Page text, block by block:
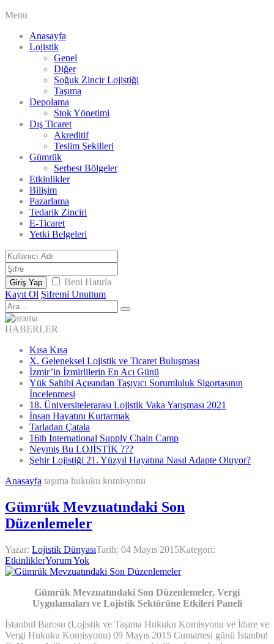
Menu
Anasayfa
Lojistik
Genel
Diğer
Soğuk Zincir Lojistiği
Taşıma
Depolama
Stok Yönetimi
Dış Ticaret
Akreditif
Teslim Şekilleri
Gümrük
Serbest Bölgeler
Etkinlikler
Bilişim
Pazarlama
Tedarik Zinciri
E-Ticaret
Yetki Belgeleri
Giriş Yap
Beni Hatırla
Kayıt Ol Şifremi Unuttum
HABERLER
Kısa Kısa
X. Geleneksel Lojistik ve Ticaret Buluşması
İzmir’in İzmirlilerin En Acı Günü
Yük Sahibi Açısından Taşıyıcı Sorumluluk Sigortasının
İncelenmesi
18. Üniversitelerarası Lojistik Vaka Yarışması 2021
İnsan Hayatını Kurtarmak
Tarladan Çatala
16th International Supply Chain Camp
Neymiş Bu LOJİSTİK ???
Şehir Lojistiği 21. Yüzyıl Hayatına Nasıl Adapte Oluyor?
Anasayfa taşıma hukuku komisyonu
Gümrük Mevzuatındaki Son
Düzenlemeler
Yazar: Lojistik DünyasıTarih: 04 Mayıs 2015Kategori:
EtkinliklerYorum Yok
Gümrük Mevzuatındaki Son Düzenlemeler, Vergi
Uygulamaları ve Lojistik Sektörüne Etkileri Paneli
İstanbul Barosu (Lojistik ve Taşıma Hukuku Komisyonu ve İdare ve
Vergi Hukuku Komisyonu) 09 Mayıs 2015 Cumartesi günü İstanbul